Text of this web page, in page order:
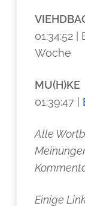
01:34:52
Woche
MU(H)KE
01:39:47 |
Alle
Einige